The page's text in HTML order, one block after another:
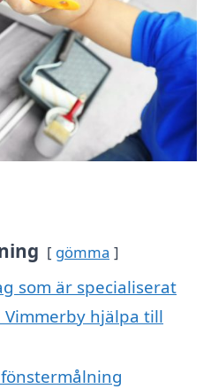
gömma
som är specialiserat
hjälpa till